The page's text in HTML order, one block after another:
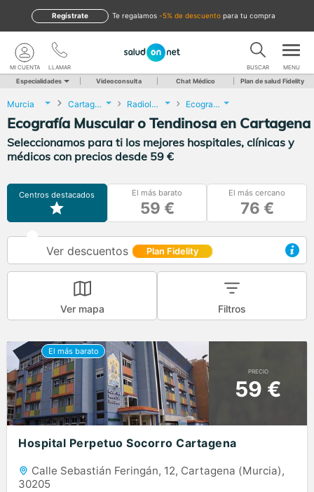
te regalamos -5% de descuento para tu compra
Regístrate
LLAMAR
MI CUENTA BUSCAR MENU
Especialidades Videoconsulta Chat Médico Plan de salud Fidelity
Murcia Cartagena Radiología Ecografía Muscular o Tendinosa
Ecografía Muscular o Tendinosa en Cartagena
Seleccionamos para ti los mejores hospitales, clínicas y
médicos con precios desde 59 €
Centros destacados El más barato
59 €
El más cercano
76 €
Ver descuentos Plan Fidelity
Ver mapa Filtros
PRECIO
59 €
Hospital Perpetuo Socorro Cartagena
Calle Sebastián Feringán, 12, Cartagena (Murcia),
30205